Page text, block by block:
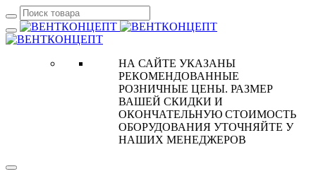
НА САЙТЕ УКАЗАНЫ
РЕКОМЕНДОВАННЫЕ
РОЗНИЧНЫЕ ЦЕНЫ. РАЗМЕР
ВАШЕЙ СКИДКИ И
ОКОНЧАТЕЛЬНУЮ СТОИМОСТЬ
ОБОРУДОВАНИЯ УТОЧНЯЙТЕ У
НАШИХ МЕНЕДЖЕРОВ